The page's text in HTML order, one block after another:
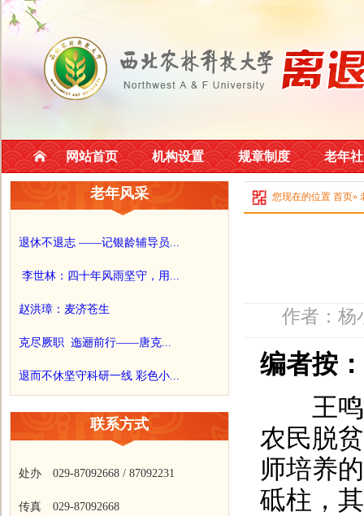
网站首页 机构设置 规章制度 老年
老年风采
退休不退志 ——记银龄辅导员...
李世林：四十年风雨坚守，用...
赵洪璋：麦济苍生
克尽厥职 迤逦前行——唐克...
退而不休坚守科研一线 彩色小...
联系方式
处办 029-87092668 / 87092231
传真 029-87092668
您现在的位置 首页»
作者：
编者按：
王鸣
农民脱
师培养
砥柱，